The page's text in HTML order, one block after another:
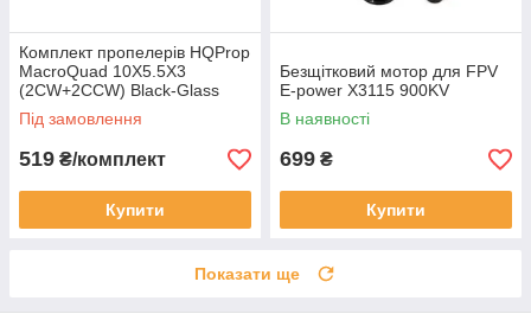
Комплект пропелерів HQProp
MacroQuad 10X5.5X3
(2CW+2CCW) Black-Glass
Fiber Reinforced Nylon
Під замовлення
519 ₴/комплект
Купити
Безщітковий мотор для FPV
E-power Х3115 900KV
В наявності
699 ₴
Купити
Показати ще